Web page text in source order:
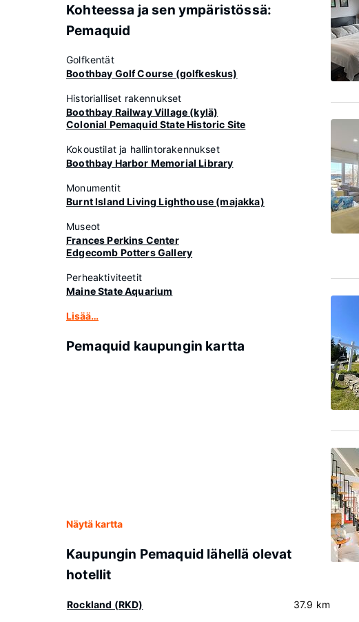
Kohteessa ja sen ympäristössä:
Pemaquid
Golfkentät
Boothbay Golf Course (golfkeskus)
Historialliset rakennukset
Boothbay Railway Village (kylä)
Colonial Pemaquid State Historic Site
Kokoustilat ja hallintorakennukset
Boothbay Harbor Memorial Library
Monumentit
Burnt Island Living Lighthouse (majakka)
Museot
Frances Perkins Center
Edgecomb Potters Gallery
Perheaktiviteetit
Maine State Aquarium
Lisää…
Pemaquid kaupungin kartta
Näytä kartta
Kaupungin Pemaquid lähellä olevat
hotellit
Rockland (RKD) 37.9 km